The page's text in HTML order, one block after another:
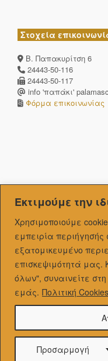
Εκτιμούμε την
Χρησιμοποιούμε
εμπειρία
εξατομικευμένo
επισκεψιμότητά μας.
όλων", συναινείτε
εμάς. Πολιτική Cookies
Προσαρμογή
Στοχεία
Β. Παπακυρίτση 6
24443-50-116
24443-50-117
info 'παπάκι'
Φόρμα επικοινωνίας